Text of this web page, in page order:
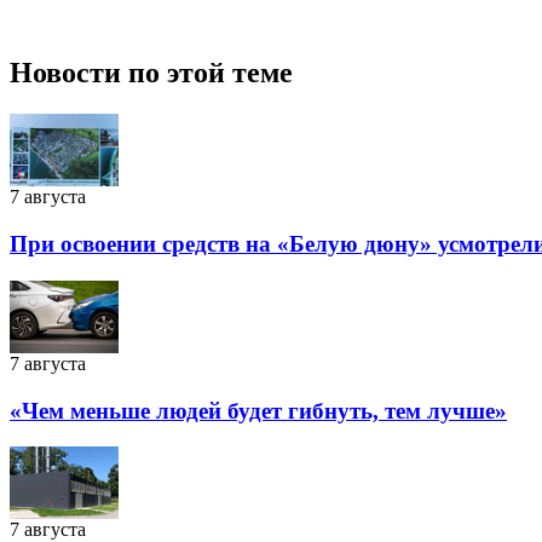
Новости по этой теме
7 августа
При освоении средств на «Белую дюну»
7 августа
«Чем меньше людей будет гибнуть, тем лучше»
7 августа